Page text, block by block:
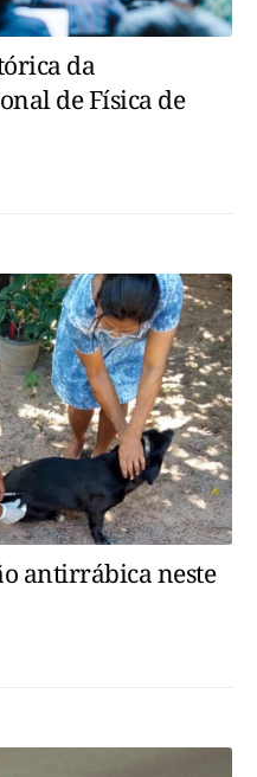
da
de Física de
antirrábica neste